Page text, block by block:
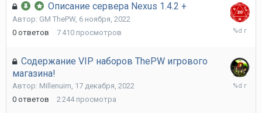
Описание сервера Nexus 1.4.2 +
Автор: GM ThePW, 6 ноября, 2022
0 ответов 7 410 просмотров
6
Содержание VIP наборов ThePW игрового
магазина!
Автор: Millenuim, 17 декабря, 2022
0 ответов 2 244 просмотра
17